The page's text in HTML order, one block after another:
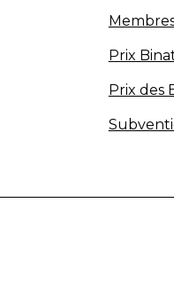
Prix
Prix des